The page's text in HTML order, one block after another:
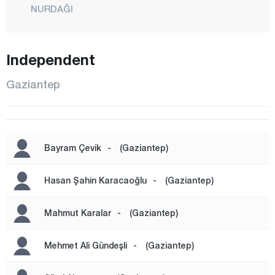
NURDAĞI
YAVUZELİ
Gümüşhane
Hakkari
Hatay
Iğdır
Isparta
Kahramanmaraş
Karabük
Independent
Gaziantep
Bayram Çevik - (Gaziantep)
Hasan Şahin Karacaoğlu - (Gaziantep)
Mahmut Karalar - (Gaziantep)
Mehmet Ali Gündeşli - (Gaziantep)